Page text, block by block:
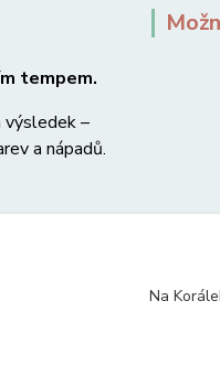
tempem.
výsledek –
a nápadů.
Na